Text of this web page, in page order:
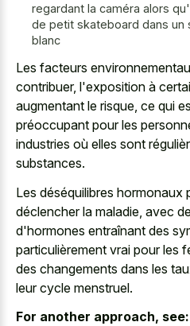
regardant la caméra alors
de petit skateboard dans un
blanc
Les facteurs
contribuer, l'exposition à
augmentant le risque, ce qui
préoccupant pour les
industries où elles sont
substances.
Les déséquilibres hormonaux
déclencher la maladie, avec
d'hormones entraînant des
particulièrement vrai pour les
des changements dans les
leur cycle menstruel.
For another approach, see: